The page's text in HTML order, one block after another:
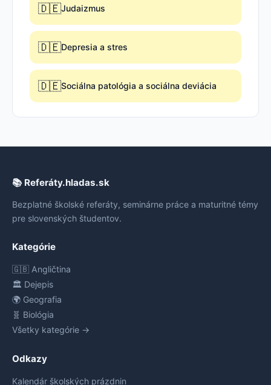
🇩🇪Judaizmus
🇩🇪Depresia a stres
🇩🇪Sociálna patológia a sociálna deviácia
📚 Referáty.hladas.sk
Bezplatné školské referáty, seminárne práce a maturitné témy
pre slovenských študentov.
Kategórie
🇬🇧 Angličtina
🏛️ Dejepis
🌍 Geografia
🧬 Biológia
Všetky kategórie →
Odkazy
Kalendár školských prázdnin